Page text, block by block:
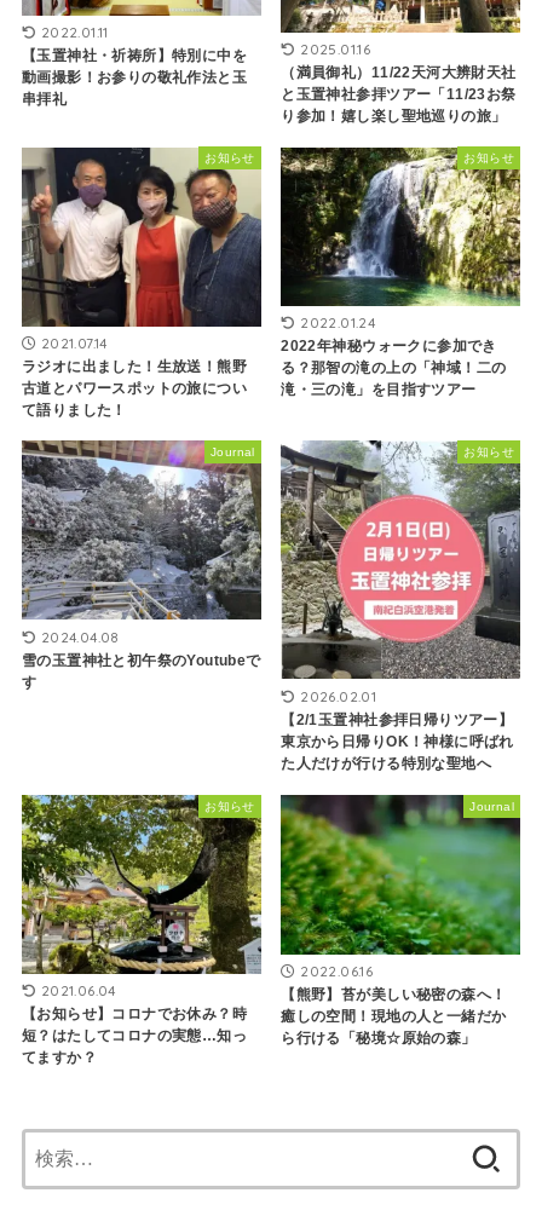
2022.01.11
【玉置神社・祈祷所】特別に中を
動画撮影！お参りの敬礼作法と玉
串拝礼
2025.01.16
（満員御礼）11/22天河大辨財天社
と玉置神社参拝ツアー「11/23お祭
り参加！嬉し楽し聖地巡りの旅」
お知らせ
2021.07.14
ラジオに出ました！生放送！熊野
古道とパワースポットの旅につい
て語りました！
お知らせ
2022.01.24
2022年神秘ウォークに参加でき
る？那智の滝の上の「神域！二の
滝・三の滝」を目指すツアー
Journal
2024.04.08
雪の玉置神社と初午祭のYoutubeで
す
お知らせ
2026.02.01
【2/1玉置神社参拝日帰りツアー】
東京から日帰りOK！神様に呼ばれ
た人だけが行ける特別な聖地へ
お知らせ
2021.06.04
【お知らせ】コロナでお休み？時
短？はたしてコロナの実態…知っ
てますか？
Journal
2022.06.16
【熊野】苔が美しい秘密の森へ！
癒しの空間！現地の人と一緒だか
ら行ける「秘境☆原始の森」
索: